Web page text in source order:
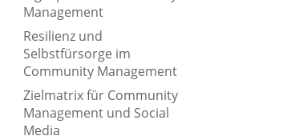
Management
Resilienz und
Selbstfürsorge im
Community Management
Zielmatrix für Community
Management und Social
Media